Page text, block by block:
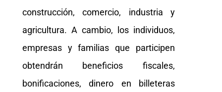
construcción, comercio, industria y
agricultura. A cambio, los individuos,
empresas y familias que participen
obtendrán beneficios fiscales,
bonificaciones, dinero en billeteras